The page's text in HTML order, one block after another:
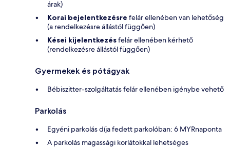
árak)
Korai bejelentkezésre felár ellenében van lehetőség
(a rendelkezésre állástól függően)
Kései kijelentkezésfelár ellenében kérhető
(rendelkezésre állástól függően)
Gyermekek és pótágyak
Bébiszitter-szolgáltatás felár ellenében igénybe vehető
Parkolás
Egyéni parkolás díja fedett parkolóban: 6 MYRnaponta
A parkolás magassági korlátokkal lehetséges